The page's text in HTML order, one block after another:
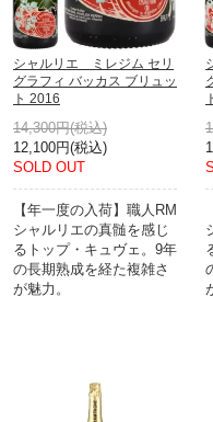
シャルリエ ミレジム セリ
グラフィ バッカス ブリュッ
ト 2016
14,300円(税込)
12,100円(税込)
SOLD OUT
【年一度の入荷】職人RM
シャルリエの真髄を感じ
るトップ・キュヴェ。9年
の長期熟成を経た複雑さ
が魅力。